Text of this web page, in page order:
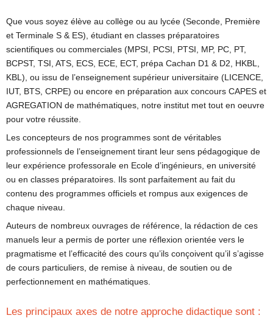
Que vous soyez élève au collège ou au lycée (Seconde, Première
et Terminale S & ES), étudiant en classes préparatoires
scientifiques ou commerciales (MPSI, PCSI, PTSI, MP, PC, PT,
BCPST, TSI, ATS, ECS, ECE, ECT, prépa Cachan D1 & D2, HKBL,
KBL), ou issu de l’enseignement supérieur universitaire (LICENCE,
IUT, BTS, CRPE) ou encore en préparation aux concours CAPES et
AGREGATION de mathématiques, notre institut met tout en oeuvre
pour votre réussite.
Les concepteurs de nos programmes sont de véritables
professionnels de l’enseignement tirant leur sens pédagogique de
leur expérience professorale en Ecole d’ingénieurs, en université
ou en classes préparatoires. Ils sont parfaitement au fait du
contenu des programmes officiels et rompus aux exigences de
chaque niveau.
Auteurs de nombreux ouvrages de référence, la rédaction de ces
manuels leur a permis de porter une réflexion orientée vers le
pragmatisme et l’efficacité des cours qu’ils conçoivent qu’il s’agisse
de cours particuliers, de remise à niveau, de soutien ou de
perfectionnement en mathématiques.
Les principaux axes de notre approche didactique sont :